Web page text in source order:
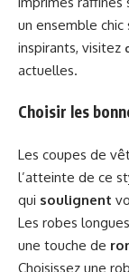
un ensemble
inspirants, visitez
actuelles.
Choisir les
Les coupes de
l’atteinte de ce
qui soulignent
Les robes
une touche de
Choisissez une